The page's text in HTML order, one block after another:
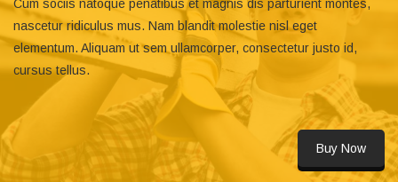
Cum sociis natoque penatibus et magnis dis parturient montes,
nascetur ridiculus mus. Nam blandit molestie nisl eget
elementum. Aliquam ut sem ullamcorper, consectetur justo id,
cursus tellus.
Buy Now